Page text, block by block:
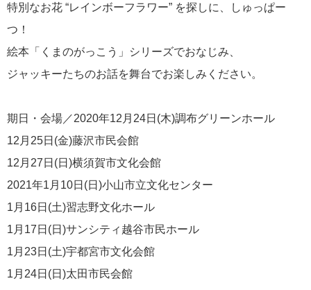
特別なお花 “レインボーフラワー” を探しに、しゅっぱー
つ！
絵本「くまのがっこう」シリーズでおなじみ、
ジャッキーたちのお話を舞台でお楽しみください。
期日・会場／2020年12月24日(木)調布グリーンホール
12月25日(金)藤沢市民会館
12月27日(日)横須賀市文化会館
2021年1月10日(日)小山市立文化センター
1月16日(土)習志野文化ホール
1月17日(日)サンシティ越谷市民ホール
1月23日(土)宇都宮市文化会館
1月24日(日)太田市民会館